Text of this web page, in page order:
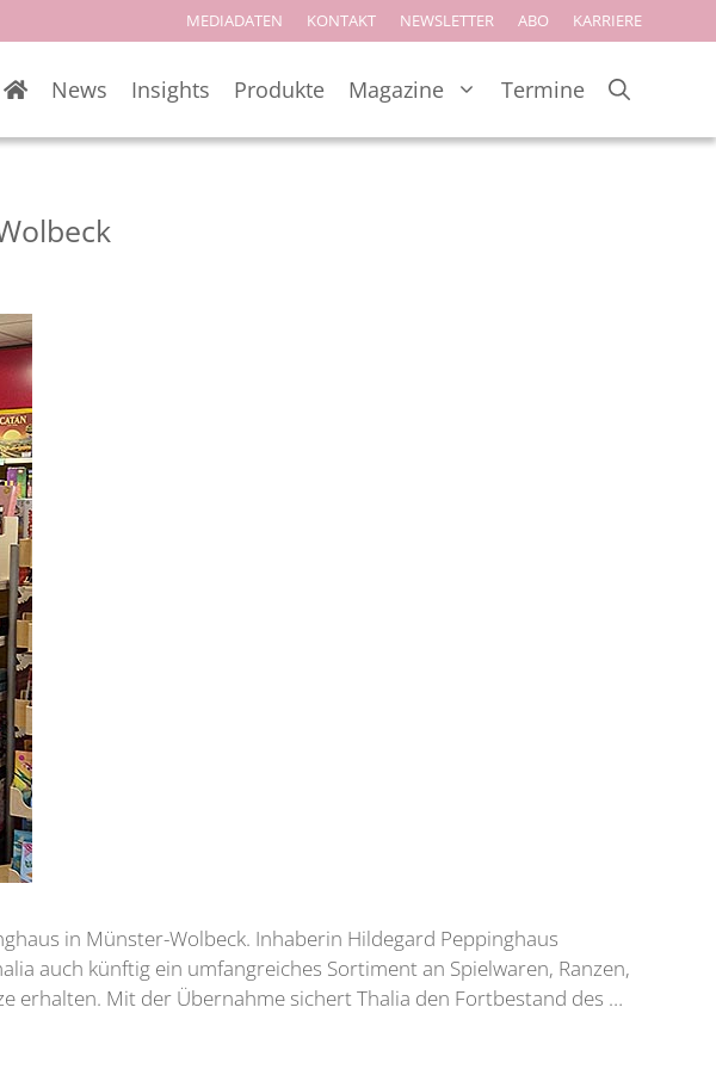
MEDIADATEN KONTAKT NEWSLETTER ABO KARRIERE
News Insights Produkte Magazine Termine
in Münster-Wolbeck. Inhaberin Hildegard Peppinghaus
auch künftig ein umfangreiches Sortiment an Spielwaren, Ranzen,
erhalten. Mit der Übernahme sichert Thalia den Fortbestand des …